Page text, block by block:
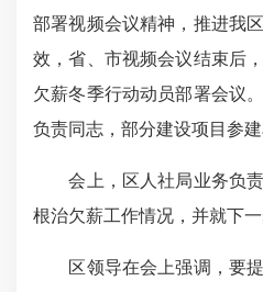
部署视频会议精神，推进我
效，省、市视频会议结束后
欠薪冬季行动动员部署会议
负责同志，部分建设项目参
会上，区人社局业务负责
根治欠薪工作情况，并就下一
区领导在会上强调，要提